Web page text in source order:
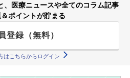
医療ニュースや全てのコラム記事
ポイントが貯まる
登録（無料）
はこちらからログイン